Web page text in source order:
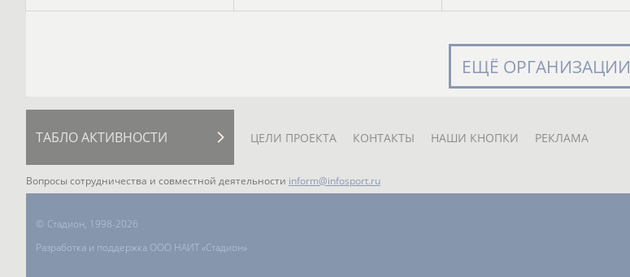
ЕЩЁ ОРГАНИЗАЦИИ
ТАБЛО АКТИВНОСТИ ЦЕЛИ ПРОЕКТА КОНТАКТЫ НАШИ КНОПКИ РЕКЛАМА
Вопросы сотрудничества и совместной деятельности inform@infosport.ru
© Стадион, 1998-2026
Разработка и поддержка ООО НАИТ «Стадион»